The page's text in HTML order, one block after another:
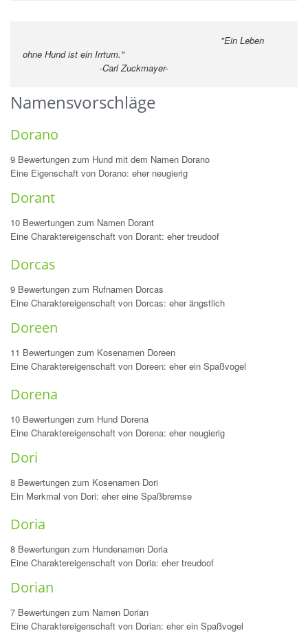
"Ein Leben
ohne Hund ist ein Irrtum."
-Carl Zuckmayer-
Namensvorschläge
Dorano
9 Bewertungen zum Hund mit dem Namen Dorano
Eine Eigenschaft von Dorano: eher neugierig
Dorant
10 Bewertungen zum Namen Dorant
Eine Charaktereigenschaft von Dorant: eher treudoof
Dorcas
9 Bewertungen zum Rufnamen Dorcas
Eine Charaktereigenschaft von Dorcas: eher ängstlich
Doreen
11 Bewertungen zum Kosenamen Doreen
Eine Charaktereigenschaft von Doreen: eher ein Spaßvogel
Dorena
10 Bewertungen zum Hund Dorena
Eine Charaktereigenschaft von Dorena: eher neugierig
Dori
8 Bewertungen zum Kosenamen Dori
Ein Merkmal von Dori: eher eine Spaßbremse
Doria
8 Bewertungen zum Hundenamen Doria
Eine Charaktereigenschaft von Doria: eher treudoof
Dorian
7 Bewertungen zum Namen Dorian
Eine Charaktereigenschaft von Dorian: eher ein Spaßvogel